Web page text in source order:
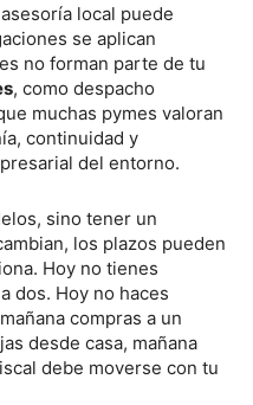
local puede
se aplican
no forman parte de tu
, como despacho
muchas pymes valoran
continuidad y
del entorno.
sino tener un
los plazos pueden
Hoy no tienes
dos. Hoy no haces
compras a un
desde casa, mañana
debe moverse con tu